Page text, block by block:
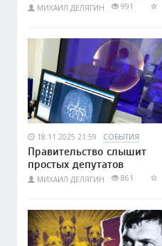
МИХАИЛ ДЕЛЯГИН 991
18.11.2025 21:59 СОБЫТИЯ
Правительство слышит
простых депутатов
МИХАИЛ ДЕЛЯГИН 861